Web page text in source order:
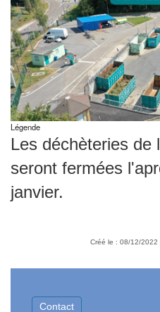
Légende
Les déchèteries de
seront fermées
janvier.
Créé le : 08/12/2022
Contact